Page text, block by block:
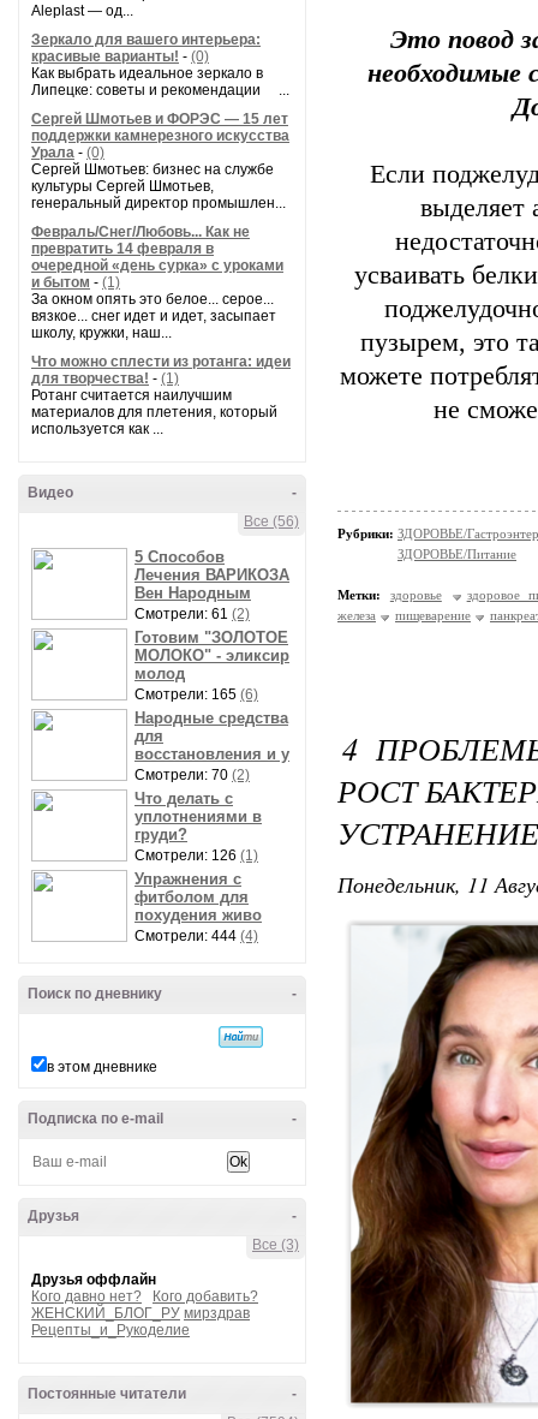
Aleplast — од...
Зеркало для вашего интерьера:
красивые варианты! - (0)
Как выбрать идеальное зеркало в
Липецке: советы и рекомендации ...
Сергей Шмотьев и ФОРЭС — 15 лет
поддержки камнерезного искусства
Урала - (0)
Сергей Шмотьев: бизнес на службе
культуры Сергей Шмотьев,
генеральный директор промышлен...
Февраль/Снег/Любовь... Как не
превратить 14 февраля в
очередной «день сурка» с уроками
и бытом - (1)
За окном опять это белое... серое...
вязкое... снег идет и идет, засыпает
школу, кружки, наш...
Что можно сплести из ротанга: идеи
для творчества! - (1)
Ротанг считается наилучшим
материалов для плетения, который
используется как ...
-
Видео
Все (56)
5 Способов
Лечения ВАРИКОЗА
Вен Народным
Смотрели: 61 (2)
Готовим "ЗОЛОТОЕ
МОЛОКО" - эликсир
молод
Смотрели: 165 (6)
Народные средства
для
восстановления и у
Смотрели: 70 (2)
Что делать с
уплотнениями в
груди?
Смотрели: 126 (1)
Упражнения с
фитболом для
похудения живо
Смотрели: 444 (4)
-
Поиск по дневнику
в этом дневнике
-
Подписка по e-mail
-
Друзья
Все (3)
Друзья оффлайн
Кого давно нет?
Кого добавить?
ЖЕНСКИЙ_БЛОГ_РУ мирздрав
Рецепты_и_Рукоделие
-
Постоянные читатели
Это повод
необходимые
Если
выделяет
усваивать
пузырем, это
можете
не
Рубрики: ЗДОРОВЬЕ/
ЗДОРОВЬЕ/Питание
Метки: здоровье
здоровое
железа
пищеварение
4
РОСТ
УСТРАНЕНИЕ
Понедельник, 11